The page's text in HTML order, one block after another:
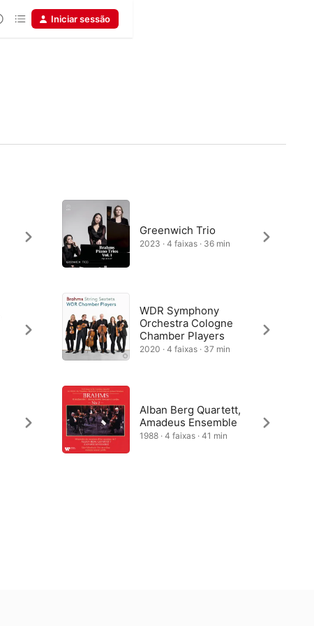
Iniciar sessão
Greenwich Trio
2023 · 4 faixas · 36 min
WDR Symphony
Orchestra Cologne
Chamber Players
2020 · 4 faixas · 37 min
Alban Berg Quartett,
Amadeus Ensemble
1988 · 4 faixas · 41 min